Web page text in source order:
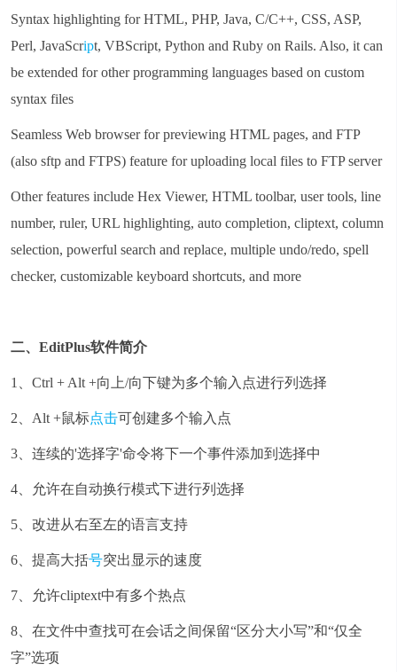
Syntax highlighting for HTML, PHP, Java, C/C++, CSS, ASP,
Perl, JavaScript, VBScript, Python and Ruby on Rails. Also, it can
be extended for other programming languages based on custom
syntax files
Seamless Web browser for previewing HTML pages, and FTP
(also sftp and FTPS) feature for uploading local files to FTP server
Other features include Hex Viewer, HTML toolbar, user tools, line
number, ruler, URL highlighting, auto completion, cliptext, column
selection, powerful search and replace, multiple undo/redo, spell
checker, customizable keyboard shortcuts, and more
二、EditPlus软件简介
1、Ctrl + Alt +向上/向下键为多个输入点进行列选择
2、Alt +鼠标点击可创建多个输入点
3、连续的'选择字'命令将下一个事件添加到选择中
4、允许在自动换行模式下进行列选择
5、改进从右至左的语言支持
6、提高大括号突出显示的速度
7、允许cliptext中有多个热点
8、在文件中查找可在会话之间保留“区分大小写”和“仅全
字”选项